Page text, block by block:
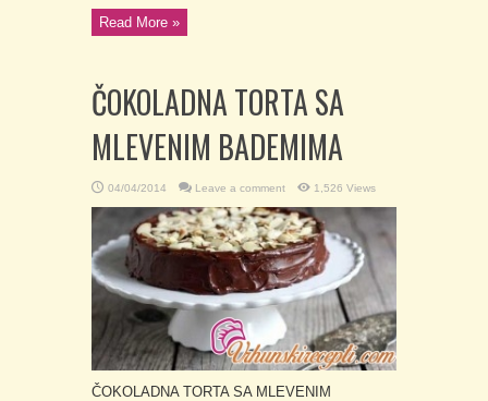
Read More »
ČOKOLADNA TORTA SA
MLEVENIM BADEMIMA
04/04/2014 Leave a comment 1,526 Views
ČOKOLADNA TORTA SA MLEVENIM